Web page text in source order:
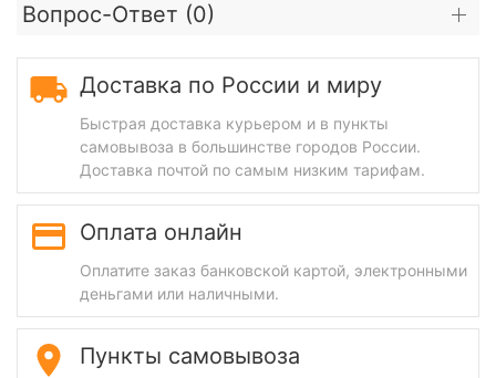
Вопрос-Ответ (0)
Доставка по России и миру
Быстрая доставка курьером и в пункты
самовывоза в большинстве городов России.
Доставка почтой по самым низким тарифам.
Оплата онлайн
Оплатите заказ банковской картой, электронными
деньгами или наличными.
Пункты самовывоза